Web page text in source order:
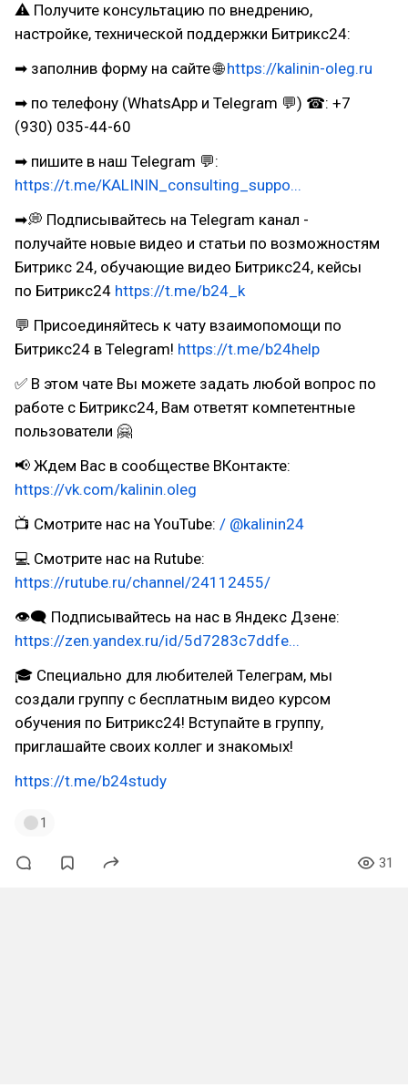
⚠ Получите консультацию по внедрению,
настройке, технической поддержки Битрикс24:
➡ заполнив форму на сайте 🌐https://kalinin-oleg.ru
➡ по телефону (WhatsApp и Telegram 💬) ☎: +7
(930) 035-44-60
➡ пишите в наш Telegram 💬:
https://t.me/KALININ_consulting_suppo...
➡💭 Подписывайтесь на Telegram канал -
получайте новые видео и статьи по возможностям
Битрикс 24, обучающие видео Битрикс24, кейсы
по Битрикс24 https://t.me/b24_k
💬 Присоединяйтесь к чату взаимопомощи по
Битрикс24 в Telegram! https://t.me/b24help
✅ В этом чате Вы можете задать любой вопрос по
работе с Битрикс24, Вам ответят компетентные
пользователи 🤗⠀
📢 Ждем Вас в сообществе ВКонтакте:
https://vk.com/kalinin.oleg
📺 Смотрите нас на YouTube: / @kalinin24
💻 Смотрите нас на Rutube:
https://rutube.ru/channel/24112455/
👁‍🗨 Подписывайтесь на нас в Яндекс Дзене:
https://zen.yandex.ru/id/5d7283c7ddfe...
🎓 Специально для любителей Телеграм, мы
создали группу с бесплатным видео курсом
обучения по Битрикс24! Вступайте в группу,
приглашайте своих коллег и знакомых!
https://t.me/b24study
1
31